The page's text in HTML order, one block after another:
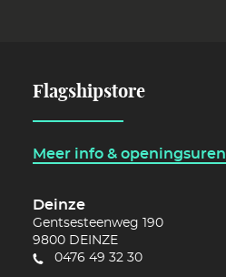
Flagshipstore
Meer info & openingsuren
Deinze
Gentsesteenweg 190
9800 DEINZE
0476 49 32 30